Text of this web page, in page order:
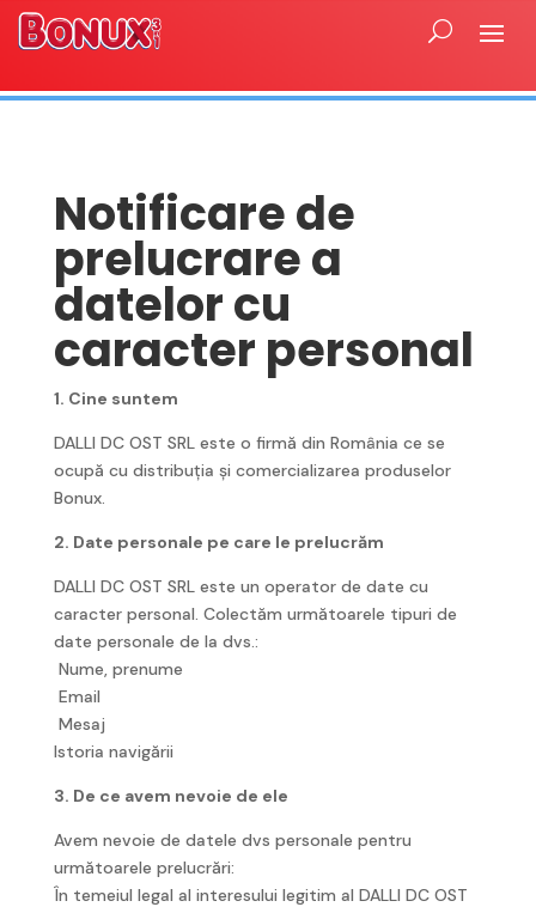
Notificare de
prelucrare a
datelor cu
caracter personal
1. Cine suntem
DALLI DC OST SRL este o firmă din România ce se
ocupă cu distribuția și comercializarea produselor
Bonux.
2. Date personale pe care le prelucrăm
DALLI DC OST SRL este un operator de date cu
caracter personal. Colectăm următoarele tipuri de
date personale de la dvs.:
Nume, prenume
Email
Mesaj
Istoria navigării
3. De ce avem nevoie de ele
Avem nevoie de datele dvs personale pentru
următoarele prelucrări:
În temeiul legal al interesului legitim al DALLI DC OST